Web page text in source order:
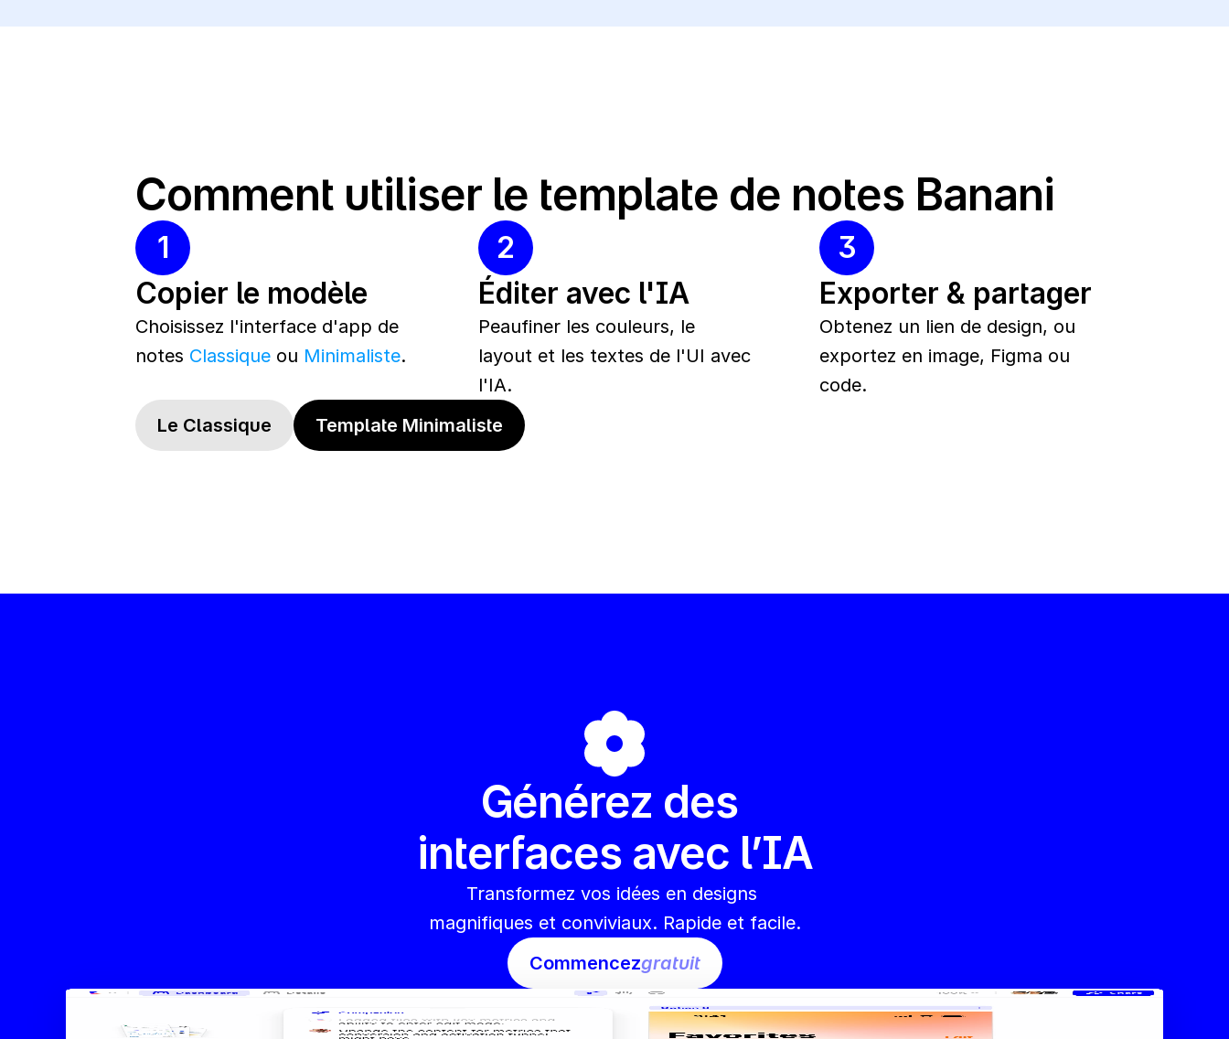
Comment utiliser le template de notes Banani
1
Copier le modèle
Choisissez l'interface d'app de
notes Classique ou Minimaliste.
2
Éditer avec l'IA
Peaufiner les couleurs, le
layout et les textes de l'UI avec
l'IA.
3
Exporter & partager
Obtenez un lien de design, ou
exportez en image, Figma ou
code.
Le Classique
Template Minimaliste
Générez des
interfaces avec l’IA
Transformez vos idées en designs
magnifiques et conviviaux. Rapide et facile.
Commencezgratuit